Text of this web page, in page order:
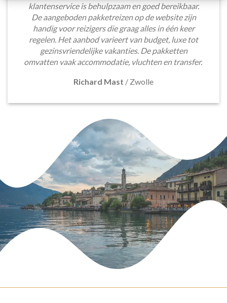
klantenservice is behulpzaam en goed bereikbaar.
De aangeboden pakketreizen op de website zijn
handig voor reizigers die graag alles in één keer
regelen. Het aanbod varieert van budget, luxe tot
gezinsvriendelijke vakanties. De pakketten
omvatten vaak accommodatie, vluchten en transfer.
Richard Mast / Zwolle